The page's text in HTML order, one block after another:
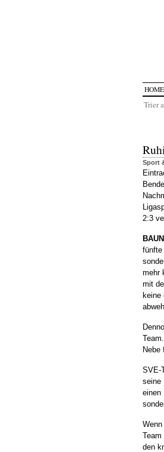
HOME
Trier
Sport
2:3
fünfte
mehr
mit
keine
Nebe
SVE-
seine
einen
den